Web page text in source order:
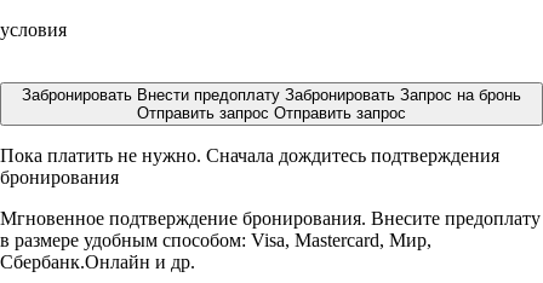
условия
Забронировать Внести предоплату Забронировать Запрос на бронь
Отправить запрос Отправить запрос
Пока платить не нужно. Сначала дождитесь подтверждения
бронирования
Мгновенное подтверждение бронирования. Внесите предоплату
в размере удобным способом: Visa, Mastercard, Мир,
Сбербанк.Онлайн и др.